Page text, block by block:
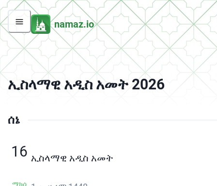
namaz.io
ኢስላማዊ አዲስ አመት 2026
ሰኔ
16
ማክሰ
ኢስላማዊ አዲስ አመት